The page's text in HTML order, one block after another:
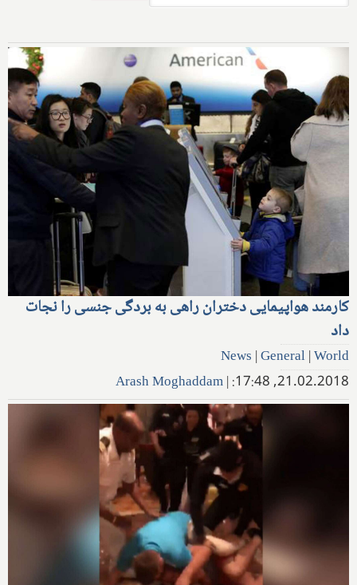
کارمند هواپیمایی دختران راهی به بردگی جنسی را نجات
داد
News |General|World
21.02.2018, 17:48:
|
Arash Moghaddam